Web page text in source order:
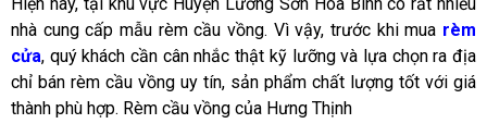
nhà cung cấp mẫu rèm cầu vồng. Vì vậy, trước khi mua rèm
cửa, quý khách cần cân nhắc thật kỹ lưỡng và lựa chọn ra địa
chỉ bán rèm cầu vồng uy tín, sản phẩm chất lượng tốt với giá
thành phù hợp. Rèm cầu vồng của Hưng Thịnh